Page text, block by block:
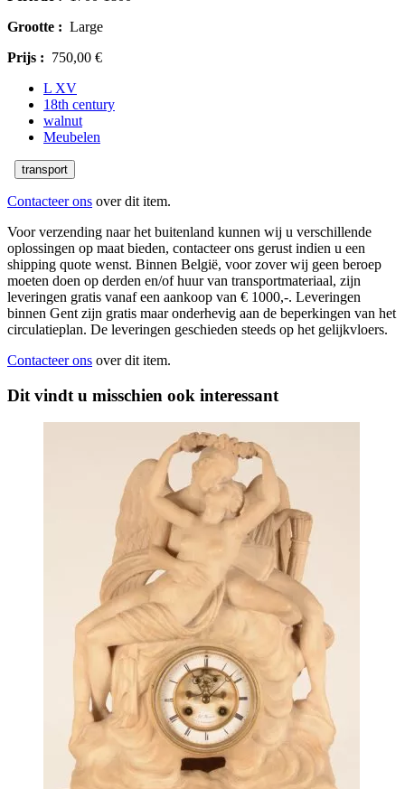
Grootte : Large
Prijs : 750,00 €
L XV
18th century
walnut
Meubelen
transport
Contacteer ons over dit item.
Voor verzending naar het buitenland kunnen wij u verschillende
oplossingen op maat bieden, contacteer ons gerust indien u een
shipping quote wenst. Binnen België, voor zover wij geen beroep
moeten doen op derden en/of huur van transportmateriaal, zijn
leveringen gratis vanaf een aankoop van € 1000,-. Leveringen
binnen Gent zijn gratis maar onderhevig aan de beperkingen van het
circulatieplan. De leveringen geschieden steeds op het gelijkvloers.
Contacteer ons over dit item.
Dit vindt u misschien ook interessant